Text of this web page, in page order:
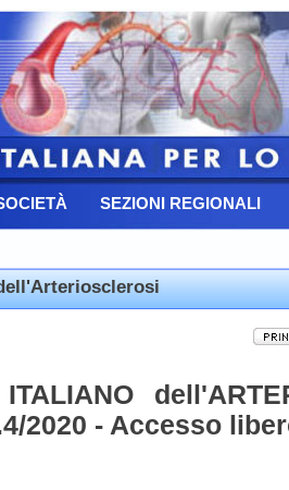
SEZIONI REGIONALI
2020 - Accesso